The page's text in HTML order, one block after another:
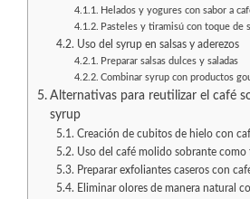
Helados y yogures con sabor a
Pasteles y tiramisú con toque de
Uso del syrup en salsas y aderezos
Preparar salsas dulces y saladas
Combinar syrup con productos
Alternativas para reutilizar el café
syrup
Creación de cubitos de hielo con
Uso del café molido sobrante como
Preparar exfoliantes caseros con
Eliminar olores de manera natural